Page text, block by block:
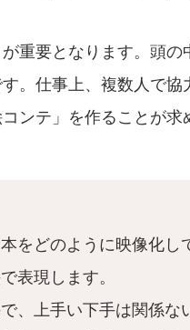
重要となります。頭の
。仕事上、複数人で協
ンテ」を作ることが求
をどのように映像化し
表現します。
、上手い下手は関係な